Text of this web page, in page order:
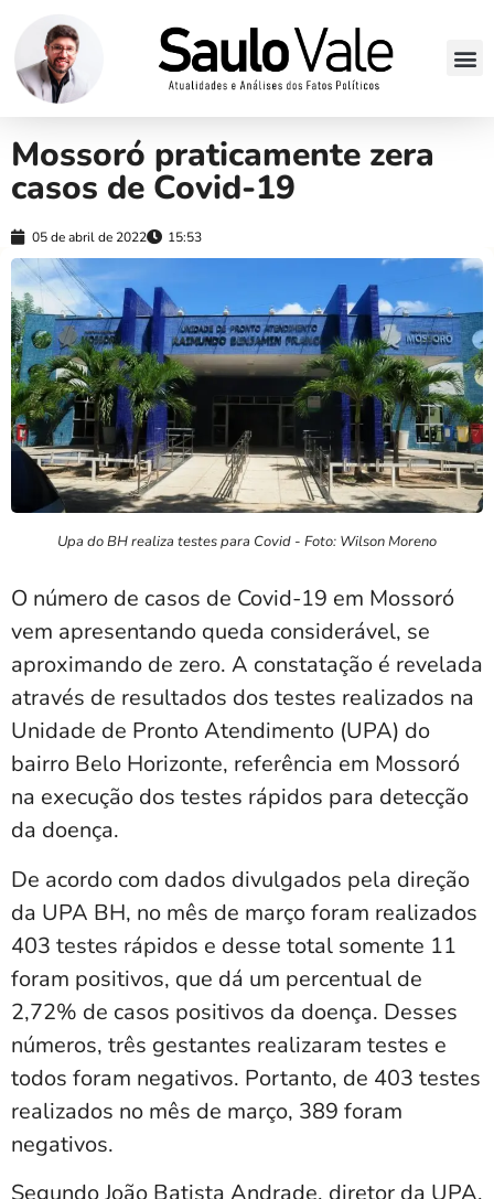
Mossoró praticamente zera
casos de Covid-19
05 de abril de 2022 15:53
Upa do BH realiza testes para Covid - Foto: Wilson Moreno
O número de casos de Covid-19 em Mossoró
vem apresentando queda considerável, se
aproximando de zero. A constatação é revelada
através de resultados dos testes realizados na
Unidade de Pronto Atendimento (UPA) do
bairro Belo Horizonte, referência em Mossoró
na execução dos testes rápidos para detecção
da doença.
De acordo com dados divulgados pela direção
da UPA BH, no mês de março foram realizados
403 testes rápidos e desse total somente 11
foram positivos, que dá um percentual de
2,72% de casos positivos da doença. Desses
números, três gestantes realizaram testes e
todos foram negativos. Portanto, de 403 testes
realizados no mês de março, 389 foram
negativos.